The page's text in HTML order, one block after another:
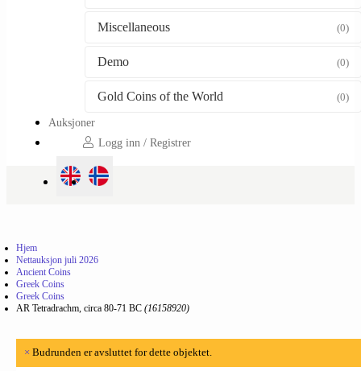
Miscellaneous (0)
Demo (0)
Gold Coins of the World (0)
Auksjoner
Logg inn / Registrer
Hjem
Nettauksjon juli 2026
Ancient Coins
Greek Coins
Greek Coins
AR Tetradrachm, circa 80-71 BC (16158920)
× Budrunden er avsluttet for dette objektet.